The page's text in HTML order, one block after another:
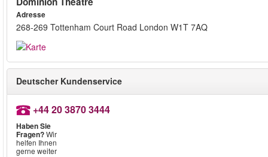
Adresse
268-269 Tottenham Court Road London W1T 7AQ
Deutscher Kundenservice
+44 20 3870 3444
Haben Sie
Fragen?Wir
helfen Ihnen
gerne weiter